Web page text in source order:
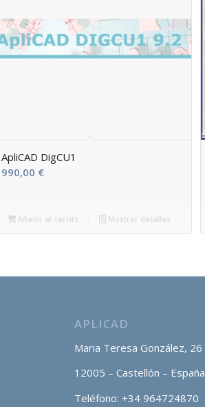
ApliCAD DigCU1
990,00 €
Añadir al carrito Mostrar detalles
APLICAD
Maria Teresa González, 26
12005 – Castellón – España
Teléfono: +34 964724870